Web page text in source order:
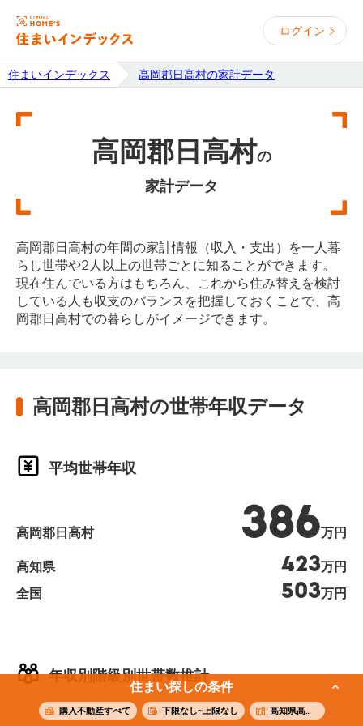
ログイン
住まいインデックス 高岡郡日高村の家計データ
住まい探しの条件
購入不動産すべて 下限なし~上限なし 高知県高岡郡日高村
高岡郡日高村の
家計データ
高岡郡日高村の年間の家計情報（収入・支出）を一人暮
らし世帯や2人以上の世帯ごとに知ることができます。
現在住んでいる方はもちろん、これから住み替えを検討
している人も収支のバランスを把握しておくことで、高
岡郡日高村での暮らしがイメージできます。
高岡郡日高村の世帯年収データ
年収別階級別世帯数推計
平均世帯年収
高岡郡日高村 386万円
高知県 423万円
全国
503万円